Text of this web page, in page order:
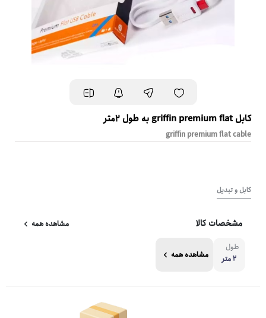
کابل griffin premium flat به طول 2متر
griffin premium flat cable
کابل و تبدیل
مشخصات کالا مشاهده همه
طول
2 متر
مشاهده همه